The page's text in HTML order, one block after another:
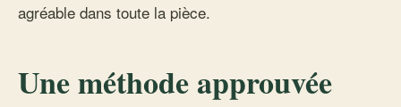
agréable dans toute la pièce.
Une méthode approuvée